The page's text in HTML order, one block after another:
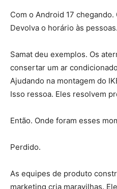
Com o Android 17
Devolva o horário às pessoas.
Samat deu exemplos. Os
consertar um ar
Ajudando na montagem do
Isso ressoa. Eles resolvem
Então. Onde foram esses
Perdido.
As equipes de produto
marketing cria maravilhas.